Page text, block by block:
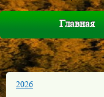
Главная
2026